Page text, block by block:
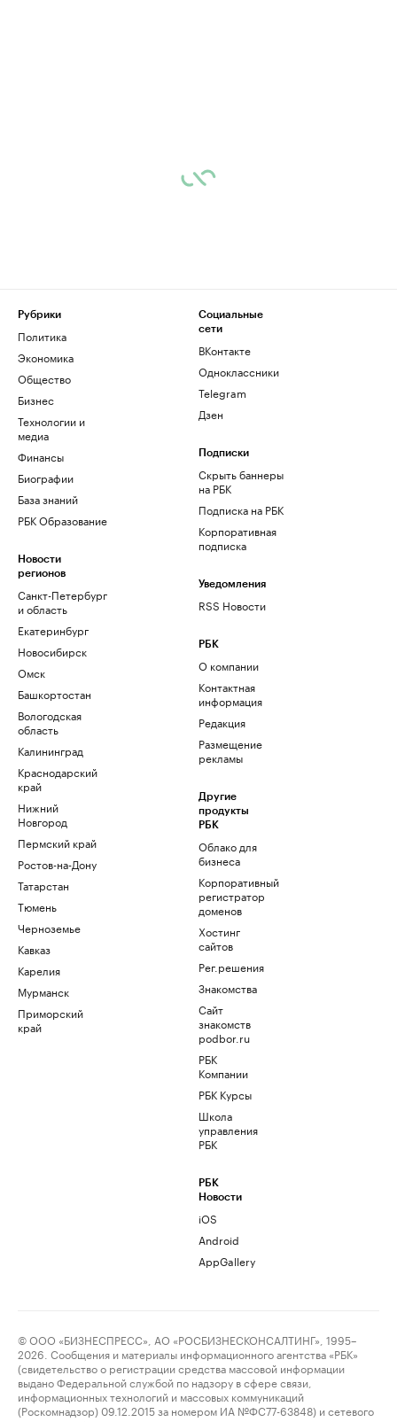
Рубрики
Политика
Экономика
Общество
Бизнес
Технологии и
медиа
Финансы
Биографии
База знаний
РБК Образование
Новости
регионов
Санкт-Петербург
и область
Екатеринбург
Новосибирск
Омск
Башкортостан
Вологодская
область
Калининград
Краснодарский
край
Нижний
Новгород
Пермский край
Ростов-на-Дону
Татарстан
Тюмень
Черноземье
Кавказ
Карелия
Мурманск
Приморский
край
Социальные
сети
ВКонтакте
Одноклассники
Telegram
Дзен
Подписки
Скрыть баннеры
на РБК
Подписка на РБК
Корпоративная
подписка
Уведомления
RSS Новости
РБК
О компании
Контактная
информация
Редакция
Размещение
рекламы
Другие
продукты
РБК
Облако для
бизнеса
Корпоративный
регистратор
доменов
Хостинг
сайтов
Рег.решения
Знакомства
Сайт
знакомств
podbor.ru
РБК
Компании
РБК Курсы
Школа
управления
РБК
РБК
Новости
iOS
Android
AppGallery
© ООО «БИЗНЕСПРЕСС», АО «РОСБИЗНЕСКОНСАЛТИНГ», 1995–
2026. Сообщения и материалы информационного агентства «РБК»
(свидетельство о регистрации средства массовой информации
выдано Федеральной службой по надзору в сфере связи,
информационных технологий и массовых коммуникаций
(Роскомнадзор) 09.12.2015 за номером ИА №ФС77-63848) и сетевого